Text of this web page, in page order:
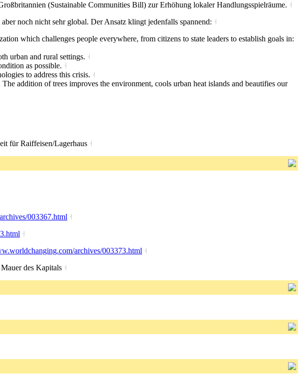
(Sustainable Communities Bill) zur Erhöhung lokaler Handlungsspielräume. ˧
noch nicht sehr global. Der Ansatz klingt jedenfalls spannend: ˧
which challenges people everywhere, from citizens to state leaders to establish goals in:
urban and rural settings. ˧
as possible. ˧
to address this crisis. ˧
addition of trees improves the environment, cools urban heat islands and beautifies our
für Raiffeisen/Lagerhaus ˧
003367.html ˧
˧
archives/003373.html ˧
des Kapitals ˧